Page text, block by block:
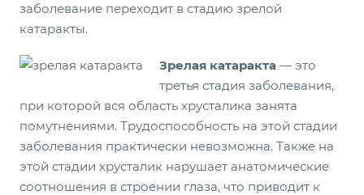
заболевание переходит в стадию зрелой
катаракты.
Зрелая катаракта — это
третья стадия заболевания,
при которой вся область хрусталика занята
помутнениями. Трудоспособность на этой стадии
заболевания практически невозможна. Также на
этой стадии хрусталик нарушает анатомические
соотношения в строении глаза, что приводит к